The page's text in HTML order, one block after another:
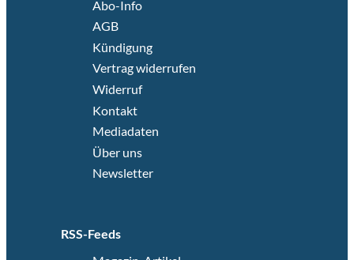
Abo-Info
AGB
Kündigung
Vertrag widerrufen
Widerruf
Kontakt
Mediadaten
Über uns
Newsletter
RSS-Feeds